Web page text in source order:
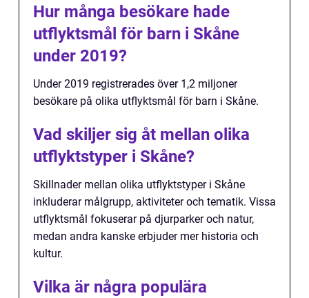
Hur många besökare hade
utflyktsmål för barn i Skåne
under 2019?
Under 2019 registrerades över 1,2 miljoner
besökare på olika utflyktsmål för barn i Skåne.
Vad skiljer sig åt mellan olika
utflyktstyper i Skåne?
Skillnader mellan olika utflyktstyper i Skåne
inkluderar målgrupp, aktiviteter och tematik. Vissa
utflyktsmål fokuserar på djurparker och natur,
medan andra kanske erbjuder mer historia och
kultur.
Vilka är några populära